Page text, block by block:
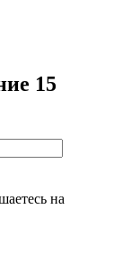
15
на